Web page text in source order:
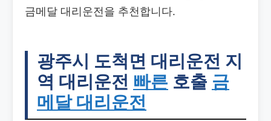
금메달 대리운전을 추천합니다.
광주시 도척면 대리운전 지
역 대리운전 빠른 호출 금
메달 대리운전